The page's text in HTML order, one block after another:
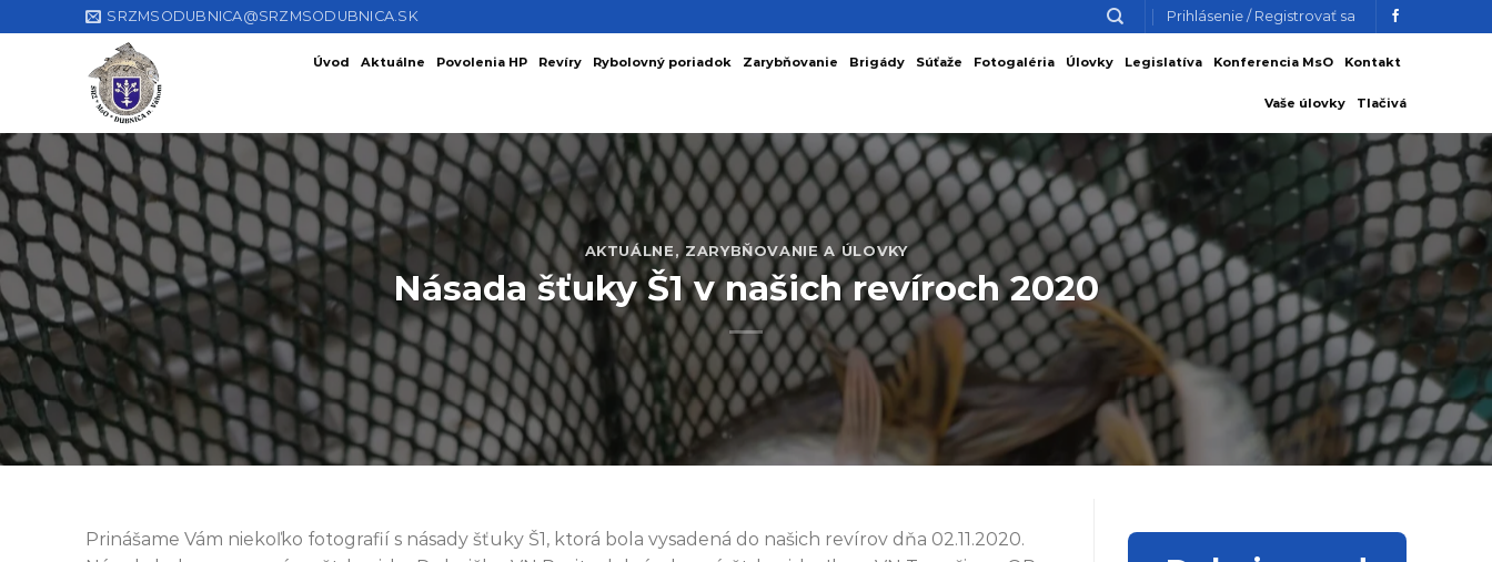
to
SRZMSODUBNICA@SRZMSODUBNICA.SK Prihlásenie / Registrovať sa
Úvod Aktuálne Povolenia HP Revíry Rybolovný poriadok Zarybňovanie Brigády Súťaže Fotogaléria Úlovky Legislatíva Konferencia MsO Kontakt
Vaše úlovky Tlačivá
AKTUÁLNE ,ZARYBŇOVANIE A ÚLOVKY
Násada šťuky Š1 v našich revíroch 2020
Prinášame Vám niekoľko fotografií s násady šťuky Š1, ktorá bola vysadená do našich revírov dňa 02.11.2020.